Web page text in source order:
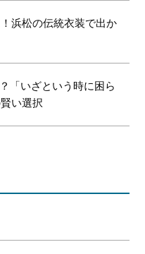
浜松の伝統衣装で出か
「いざという時に困ら
い選択